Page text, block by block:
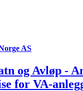
AS
og Avløp -
for VA-